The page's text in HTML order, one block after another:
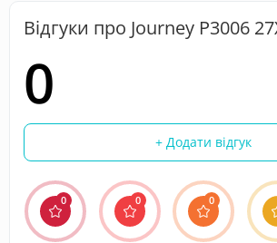
Відгуки про Journey P3006
0
+ Додати відгук
0 0 0